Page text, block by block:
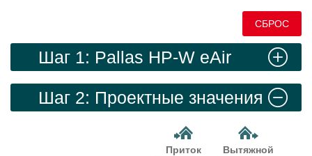
СБРОС
Шаг 1: Pallas HP-W eAir
Шаг 2: Проектные значения
Приток Вытяжной